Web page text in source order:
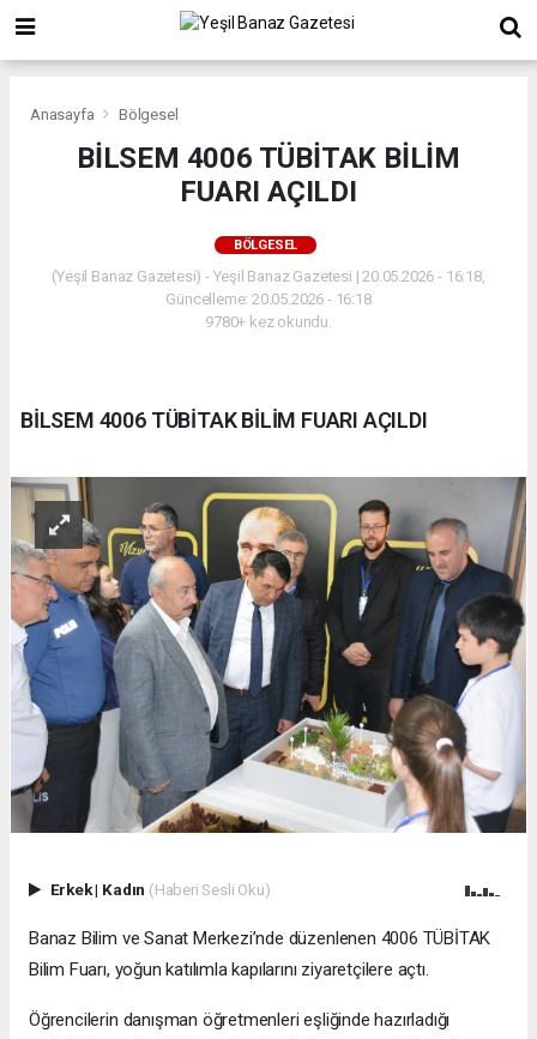
Anasayfa Bölgesel
BİLSEM 4006 TÜBİTAK BİLİM
FUARI AÇILDI
BÖLGESEL
(Yeşil Banaz Gazetesi) - Yeşil Banaz Gazetesi | 20.05.2026 - 16:18,
Güncelleme: 20.05.2026 - 16:18
9780+ kez okundu.
BİLSEM 4006 TÜBİTAK BİLİM FUARI AÇILDI
Erkek| Kadın (Haberi Sesli Oku)
Banaz Bilim ve Sanat Merkezi’nde düzenlenen 4006 TÜBİTAK
Bilim Fuarı, yoğun katılımla kapılarını ziyaretçilere açtı.
Öğrencilerin danışman öğretmenleri eşliğinde hazırladığı